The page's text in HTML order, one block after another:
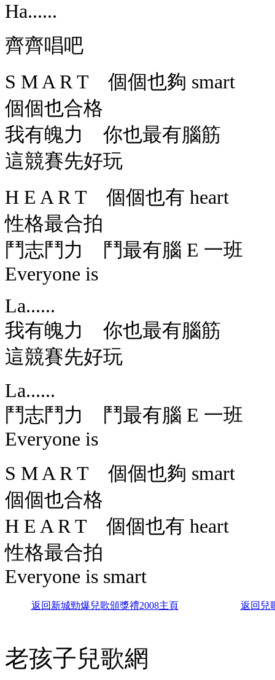
Ha......
齊齊唱吧
S M A R T 個個也夠 smart
個個也合格
我有魄力 你也最有腦筋
這競賽先好玩
H E A R T 個個也有 heart
性格最合拍
鬥志鬥力 鬥最有腦 E 一班
Everyone is
La......
我有魄力 你也最有腦筋
這競賽先好玩
La......
鬥志鬥力 鬥最有腦 E 一班
Everyone is
S M A R T 個個也夠 smart
個個也合格
H E A R T 個個也有 heart
性格最合拍
Everyone is smart
返 回新城勁爆兒歌頒獎禮2008主頁 返回兒
老孩子兒歌網